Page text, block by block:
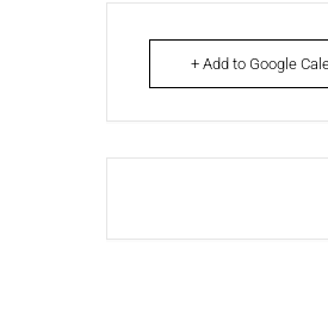
+ Add to Google